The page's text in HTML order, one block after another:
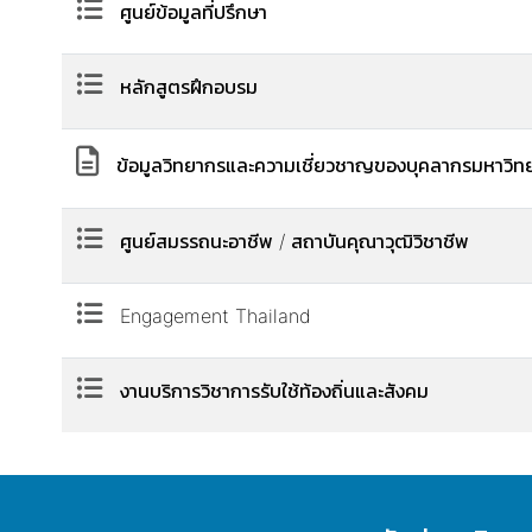
ศูนย์ข้อมูลที่ปรึกษา
หลักสูตรฝึกอบรม
ข้อมูลวิทยากรและความเชี่ยวชาญของบุคลากรมหาวิ
ศูนย์สมรรถนะอาชีพ / สถาบันคุณาวุฒิวิชาชีพ
Engagement Thailand
งานบริการวิชาการรับใช้ท้องถิ่นและสังคม